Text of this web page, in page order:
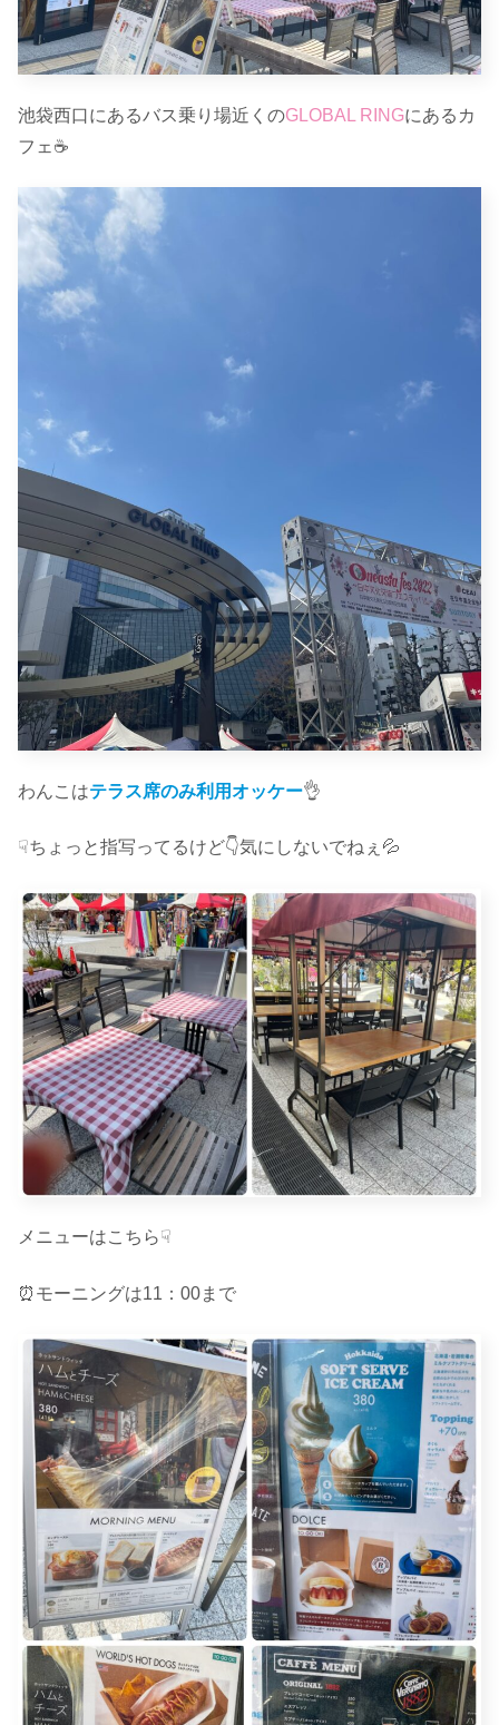
池袋西口にあるバス乗り場近くのGLOBAL RINGにあるカ
フェ☕️
わんこはテラス席のみ利用オッケー👌
☟ちょっと指写ってるけど👇気にしないでねぇ💦
メニューはこちら☟
⏰モーニングは11：00まで